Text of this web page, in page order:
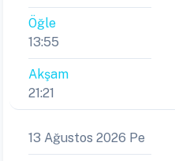
Öğle
13:55
Akşam
21:21
13 Ağustos 2026 Pe